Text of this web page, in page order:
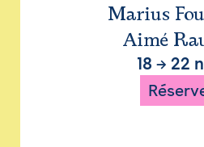
Marius
Aimé
18 → 22